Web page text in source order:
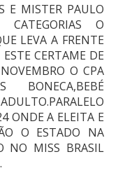
E MISTER PAULO
CATEGORIAS O
LEVA A FRENTE
CERTAME DE
O CPA
BONECA,BEBÉ
ONDE A ELEITA E
O ESTADO NA
NO MISS BRASIL